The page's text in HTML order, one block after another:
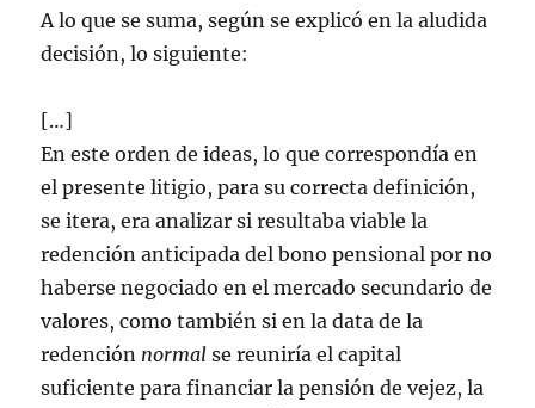
A lo que se suma, según se explicó en la aludida
decisión, lo siguiente:
[…]
En este orden de ideas, lo que correspondía en
el presente litigio, para su correcta definición,
se itera, era analizar si resultaba viable la
redención anticipada del bono pensional por no
haberse negociado en el mercado secundario de
valores, como también si en la data de la
redención normal se reuniría el capital
suficiente para financiar la pensión de vejez, la